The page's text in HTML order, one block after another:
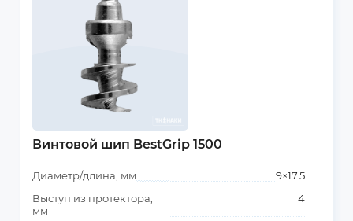
Винтовой шип BestGrip 1500
Диаметр/длина, мм
9×17.5
Выступ из протектора,
мм
4